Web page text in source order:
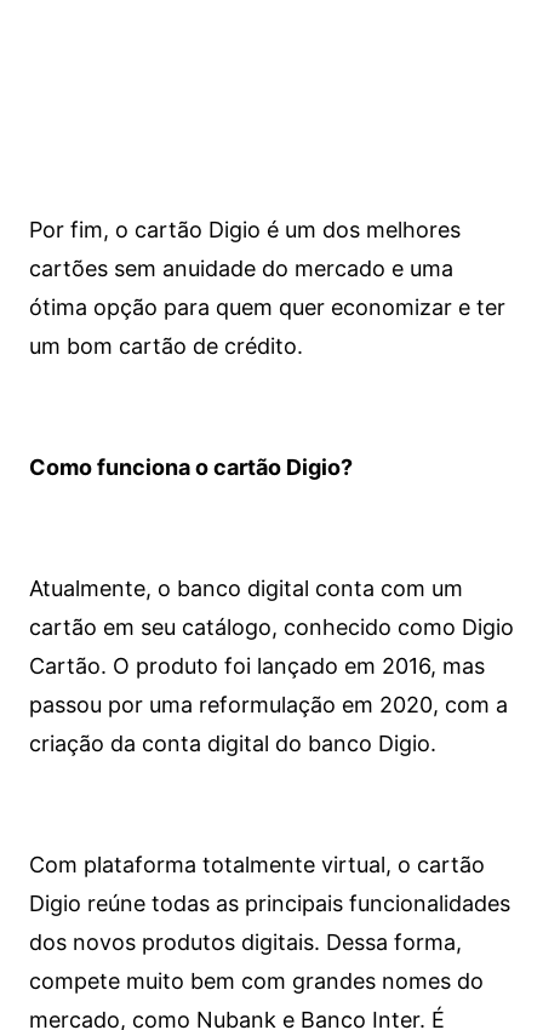
Por fim, o cartão Digio é um dos melhores
cartões sem anuidade do mercado e uma
ótima opção para quem quer economizar e ter
um bom cartão de crédito.
Como funciona o cartão Digio?
Atualmente, o banco digital conta com um
cartão em seu catálogo, conhecido como Digio
Cartão. O produto foi lançado em 2016, mas
passou por uma reformulação em 2020, com a
criação da conta digital do banco Digio.
Com plataforma totalmente virtual, o cartão
Digio reúne todas as principais funcionalidades
dos novos produtos digitais. Dessa forma,
compete muito bem com grandes nomes do
mercado, como Nubank e Banco Inter. É